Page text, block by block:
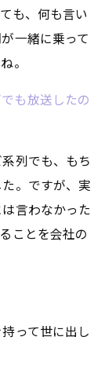
も、何も言い
一緒に乗って
。
も放送したの
列でも、もち
。ですが、実
言わなかった
ことを会社の
って世に出し